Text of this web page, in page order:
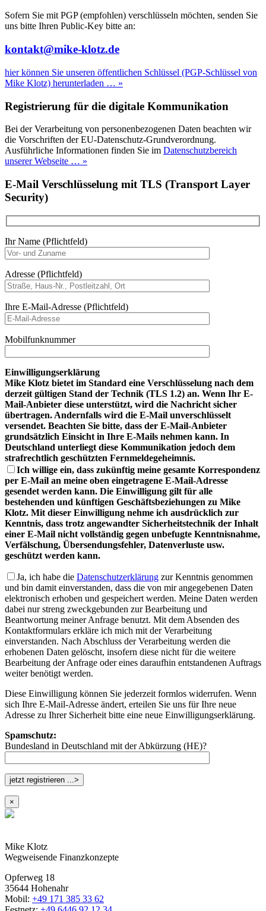
Sofern Sie mit PGP (empfohlen) verschlüsseln möchten, senden Sie
uns bitte Ihren Public-Key bitte an:
kontakt@mike-klotz.de
hier können Sie unseren öffentlichen Schlüssel (PGP-Schlüssel von
Mike Klotz) herunterladen … »
Registrierung für die digitale Kommunikation
Bei der Verarbeitung von personenbezogenen Daten beachten wir
die Vorschriften der EU-Datenschutz-Grundverordnung.
Ausführliche Informationen finden Sie im Datenschutzbereich
unserer Webseite … »
E-Mail Verschlüsselung mit TLS (Transport Layer
Security)
Ihr Name (Pflichtfeld)
Adresse (Pflichtfeld)
Ihre E-Mail-Adresse (Pflichtfeld)
Mobilfunknummer
Einwilligungserklärung
Mike Klotz bietet im Standard eine Verschlüsselung nach dem
derzeit gültigen Stand der Technik (TLS 1.2) an. Wenn Ihr E-
Mail-Anbieter diese unterstützt, wird die Nachricht sicher
übertragen. Andernfalls wird die E-Mail unverschlüsselt
versendet. Beachten Sie bitte, dass der E-Mail-Anbieter
grundsätzlich Einsicht in Ihre E-Mails nehmen kann. In
Deutschland unterliegt diese Kommunikation jedoch dem
strafrechtlich geschützten Fernmeldegeheimnis.
Ich willige ein, dass zukünftig meine gesamte Korrespondenz
per E-Mail an meine oben eingetragene E-Mail-Adresse
gesendet werden kann. Die Einwilligung gilt für alle
bestehenden und künftigen Geschäftsbeziehungen zu Mike
Klotz. Mit dieser Einwilligung nehme ich ausdrücklich zur
Kenntnis, dass trotz angewandter Sicherheitstechnik der Inhalt
einer E-Mail nicht vollständig gegen unbefugte Kenntnisnahme,
Verfälschung, Übersendungsfehler, Datenverluste usw.
geschützt werden kann.
Ja, ich habe die Datenschutzerklärung zur Kenntnis genommen
und bin damit einverstanden, dass die von mir angegebenen Daten
elektronisch erhoben und gespeichert werden. Meine Daten werden
dabei nur streng zweckgebunden zur Bearbeitung und
Beantwortung meiner Anfrage benutzt. Mit dem Absenden des
Kontaktformulars erkläre ich mich mit der Verarbeitung
einverstanden. Nach Abschluss der Verarbeitung werden die
erhobenen Daten gelöscht, insofern diese nicht für die weitere
Bearbeitung der Anfrage oder eines daraufhin entstandenen Auftrags
weiter benötigt werden.
Diese Einwilligung können Sie jederzeit formlos widerrufen. Wenn
sich Ihre E-Mail-Adresse ändert, erteilen Sie uns für Ihre neue
Adresse zu Ihrer Sicherheit bitte eine neue Einwilligungserklärung.
Spamschutz:
Bundesland in Deutschland mit der Abkürzung (HE)?
×
Mike Klotz
Wegweisende Finanzkonzepte
Opferweg 18
35644 Hohenahr
Mobil: +49 171 385 33 62